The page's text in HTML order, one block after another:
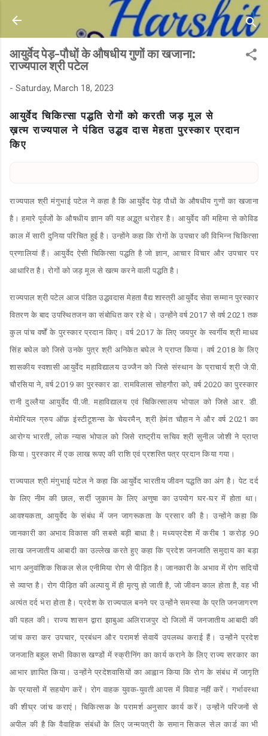
Skip to main content
आयुर्वेद पेड़-पौधों के औषधीय गुणों का खजाना:
राज्यपाल श्री पटेल
- Saturday, March 18, 2023
आयुर्वेद चिकित्सा पद्धति रोगों को करती जड़ मूल से
ख़त्मराज्यपाल ने पंडित उद्धव दास मेहता पुरस्कार प्रदान
किए
राज्यपाल श्री मंगुभाई पटेल ने कहा है कि आयुर्वेद पेड़ पौधों के औषधीय गुणों का खजाना
है। हमारे पूर्वजों के औषधीय ज्ञान की यह अद्भुत धरोहर है। आयुर्वेद की महिमा से कोविड
काल में सारी दुनिया परिचित हुई है। उन्होंने कहा कि रोगों के उपचार की विभिन्न चिकित्सा
प्रणालियां हैं। आयुर्वेद ऐसी चिकित्सा पद्धति है जो ज्ञान, आचार विचार और उपचार पर
आधारित है। रोगों को जड़ मूल से खत्म करने वाली पद्धति है।
राज्यपाल श्री पटेल आज पंडित उद्धवदास मेहता वैद्य शास्त्री आयुर्वेद सेवा सम्मान पुरस्कार
वितरण के बाद उपस्थितजन का संबोधित कर रहे थे। उन्होंने वर्ष 2017 से वर्ष 2021 तक
कुल पांच वर्षों के पुरस्कार प्रदान किए। वर्ष 2017 के लिए जयपुर के स्वर्गीय श्री माधव
सिंह बघेल को जिसे उनके पुत्र श्री अनिकेत बघेल ने प्राप्त किया। वर्ष 2018 के लिए
शासकीय स्वशासी आयुर्वेद महाविद्यालय उज्जैन को जिसे संस्थान के प्राचार्य श्री जे.पी.
चौरसिया ने, वर्ष 2019 का पुरस्कार डा. रामविलास सोहगौरा को, वर्ष 2020 का पुरस्कार
रानी दुल्लैया आयुर्वेद पी.जी. महाविद्यालय एवं चिकित्सालय भोपाल को जिसे आर. डी.
मेमोरियल ग्रुप ऑफ़ इंस्टीटूशन्स के चेयरमैन, श्री हेमंत चौहान ने और वर्ष 2021 का
आरोग्य भारती, लोक न्यास भोपाल को जिसे राष्ट्रीय सचिव श्री सुनील जोशी ने प्राप्त
किया। पुरस्कार में एक लाख रूपए की राशि एवं प्रशस्ति पत्र प्रदान किया गया।
राज्यपाल श्री मंगुभाई पटेल ने कहा कि आयुर्वेद भारतीय जीवन पद्धति का अंग है। पेट दर्द
के लिए नीम की छाल, सर्दी जुकाम के लिए अणुषा का उपयोग घर-घर में होता था।
आवश्यकता, आयुर्वेद के संबंध में जन जागरूकता के प्रसार की है। उन्होंने कहा कि
जानकारी का अभाव विकास की सबसे बड़ी बाधा है। मध्यप्रदेश में करीब 1 करोड़ 90
लाख जनजातीय आबादी का उल्लेख करते हुए कहा कि प्रदेश जनजाति समुदाय का बड़ा
भाग अनुवांशिक सिकल सेल एनीमिया रोग से पीड़ित है। जानकारी के अभाव में रोग सदियों
से व्याप्त है। रोग पीड़ित की अल्पायु में ही मृत्यु हो जाती है, जो जीवन काल होता है, वह भी
अत्यंत दर्द भरा होता है। प्रदेश के राज्यपाल बनने पर उन्होंने समस्या के प्रति जनजागरण
की पहल की। राज्य शासन द्वारा झाबुआ अलिराजपुर दो जिलों में जनजातीय आबादी की
जांच करा कर उपचार, प्रबंधन और परामर्श सेवायें उपलब्ध कराई हैं। उन्होंने प्रदेश
जनजाति बहुल सभी विकास खण्डों में स्क्रीनिंग का कार्य कराने के लिए राज्य सरकार का
आभार ज्ञापित किया। उन्होंने प्रदेशवासियों का आह्वान किया कि रोग के संबंध में जागृति
के प्रयासों में सहयोग करें। रोग वाहक युवक-युवती आपस में विवाह नहीं करें। गर्भावस्था
की शीघ्र जांच कराएं। चिकित्सक के परामर्श अनुसार कार्य करें। उन्होंने परिजनों से
अपील की है कि वैवाहिक संबंधों के लिए जन्मपत्री के समान सिकल सेल कार्ड का भी